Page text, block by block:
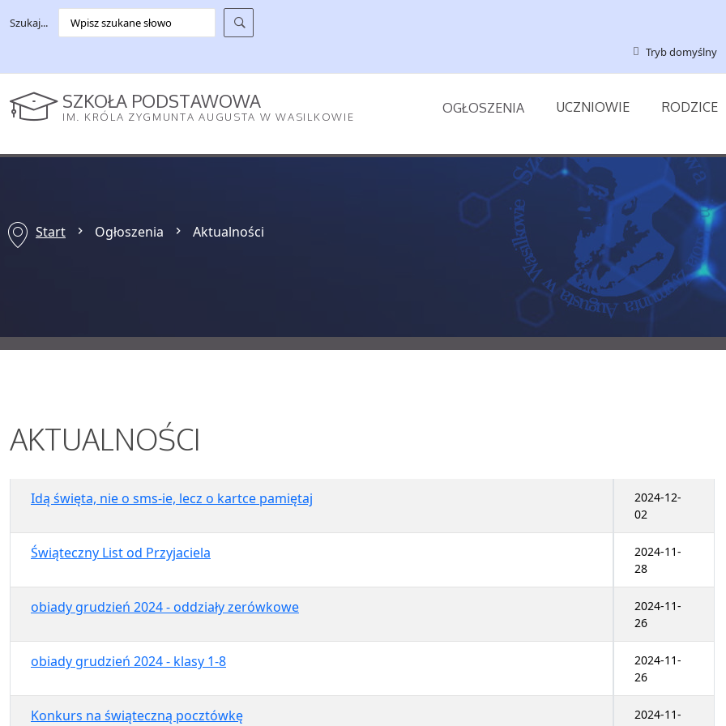
Szukaj...
Tryb domyślny
SZKOŁA PODSTAWOWA
IM. KRÓLA ZYGMUNTA AUGUSTA W WASILKOWIE
OGŁOSZENIA UCZNIOWIE RODZICE
Start Ogłoszenia Aktualności
AKTUALNOŚCI
Idą święta, nie o sms-ie, lecz o kartce pamiętaj
2024-12-
02
Świąteczny List od Przyjaciela
2024-11-
28
obiady grudzień 2024 - oddziały zerówkowe
2024-11-
26
obiady grudzień 2024 - klasy 1-8
2024-11-
26
Konkurs na świąteczną pocztówkę
2024-11-